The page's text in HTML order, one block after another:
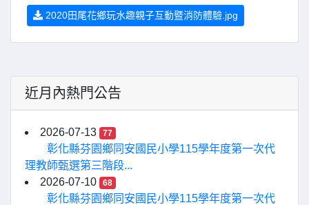
2020田尾花鄉玩水趣親子互動暨消防體驗.jpg
近月內熱門公告
2026-07-13 77
彰化縣芬園鄉同安國民小學115學年度第一次代
理教師甄選第三階段...
2026-07-10
68
彰化縣芬園鄉同安國民小學115學年度第一次代